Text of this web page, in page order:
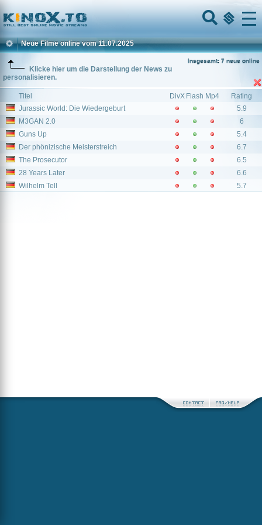
Home
Menu
Neue Filme online vom 11.07.2025
Insgesamt: 7 neue online
Klicke hier um die Darstellung der News zu
personalisieren.
Titel DivX Flash Mp4
Rating
Jurassic World: Die Wiedergeburt
5.9
M3GAN 2.0
6
Guns Up
5.4
Der phönizische Meisterstreich
6.7
The Prosecutor
6.5
28 Years Later
6.6
Wilhelm Tell
5.7